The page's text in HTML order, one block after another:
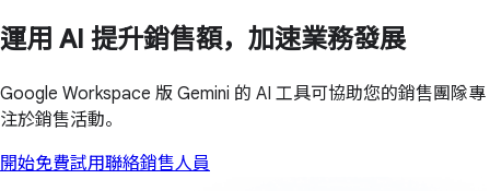
運用 AI 提升銷售額，加速業務發展
Google Workspace 版 Gemini 的 AI 工具可協助您的銷售團隊專
注於銷售活動。
開始免費試用聯絡銷售人員